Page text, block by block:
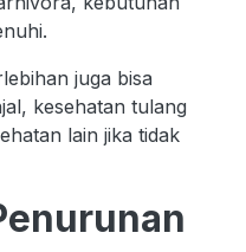
juga bisa
kesehatan tulang
lain jika tidak